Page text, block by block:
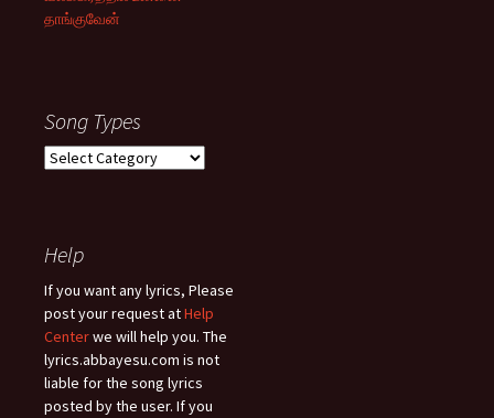
தாங்குவேன்
Song Types
Song
Help
If you want any lyrics, Please
post your request atHelp
Centerwe will help you. The
lyrics.abbayesu.com is not
liable for the song lyrics
posted by the user. If you